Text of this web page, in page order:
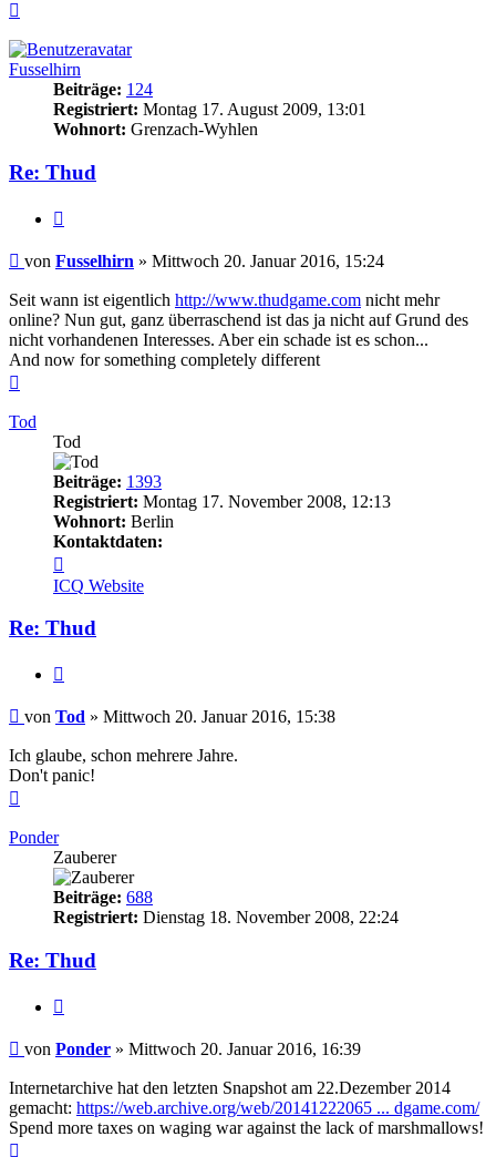
Fusselhirn
Beiträge: 124
Registriert: Montag 17. August 2009, 13:01
Wohnort: Grenzach-Wyhlen
Re: Thud
Beitrag
von Fusselhirn » Mittwoch 20. Januar 2016, 15:24
Seit wann ist eigentlich http://www.thudgame.com nicht mehr
online? Nun gut, ganz überraschend ist das ja nicht auf Grund des
nicht vorhandenen Interesses. Aber ein schade ist es schon...
And now for something completely different
Tod
Tod
Beiträge: 1393
Registriert: Montag 17. November 2008, 12:13
Wohnort: Berlin
Kontaktdaten:
von
Tod
ICQ Website
Re: Thud
Beitrag
von Tod » Mittwoch 20. Januar 2016, 15:38
Ich glaube, schon mehrere Jahre.
Don't panic!
Ponder
Zauberer
Beiträge: 688
Registriert: Dienstag 18. November 2008, 22:24
Re: Thud
Beitrag
von Ponder » Mittwoch 20. Januar 2016, 16:39
Internetarchive hat den letzten Snapshot am 22.Dezember 2014
gemacht: https://web.archive.org/web/20141222065 ... dgame.com/
Spend more taxes on waging war against the lack of marshmallows!